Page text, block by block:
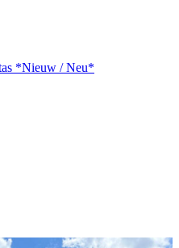
*Nieuw / Neu*